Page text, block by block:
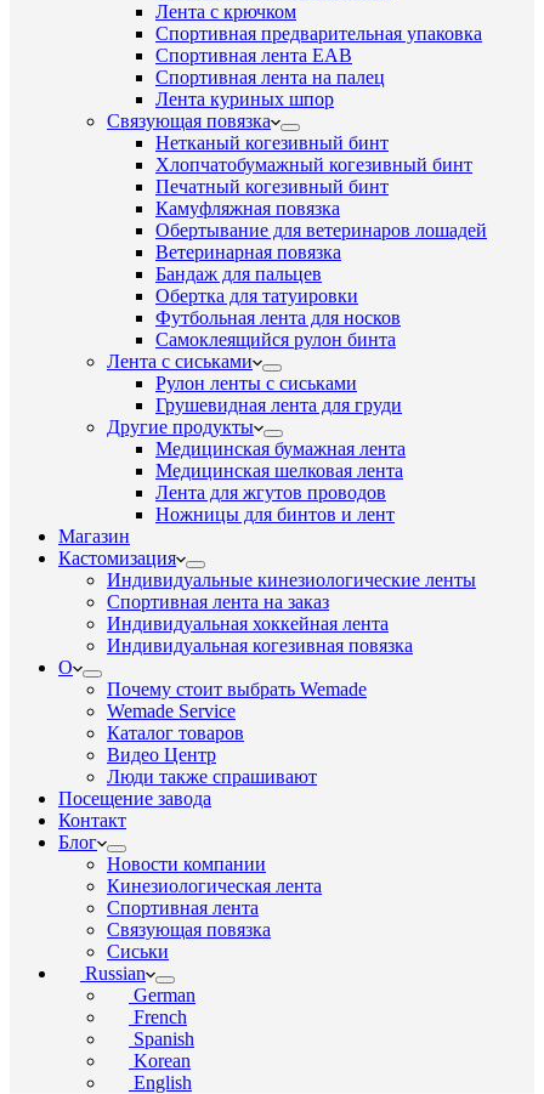
Лента с крючком
Спортивная предварительная упаковка
Спортивная лента EAB
Спортивная лента на палец
Лента куриных шпор
Связующая повязка
Нетканый когезивный бинт
Хлопчатобумажный когезивный бинт
Печатный когезивный бинт
Камуфляжная повязка
Обертывание для ветеринаров лошадей
Ветеринарная повязка
Бандаж для пальцев
Обертка для татуировки
Футбольная лента для носков
Самоклеящийся рулон бинта
Лента с сиськами
Рулон ленты с сиськами
Грушевидная лента для груди
Другие продукты
Медицинская бумажная лента
Медицинская шелковая лента
Лента для жгутов проводов
Ножницы для бинтов и лент
Магазин
Кастомизация
Индивидуальные кинезиологические ленты
Спортивная лента на заказ
Индивидуальная хоккейная лента
Индивидуальная когезивная повязка
О
Почему стоит выбрать Wemade
Wemade Service
Каталог товаров
Видео Центр
Люди также спрашивают
Посещение завода
Контакт
Блог
Новости компании
Кинезиологическая лента
Спортивная лента
Связующая повязка
Сиськи
Russian
German
French
Spanish
Korean
English